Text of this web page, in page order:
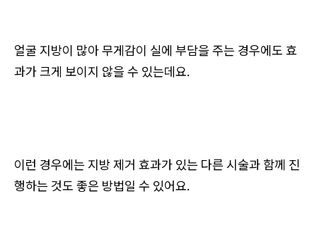
얼굴 지방이 많아 무게감이 실에 부담을 주는 경우에도 효
과가 크게 보이지 않을 수 있는데요.
이런 경우에는 지방 제거 효과가 있는 다른 시술과 함께 진
행하는 것도 좋은 방법일 수 있어요.